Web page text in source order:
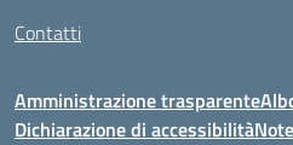
Contatti
Amministrazione trasparente
Dichiarazione di accessibilità